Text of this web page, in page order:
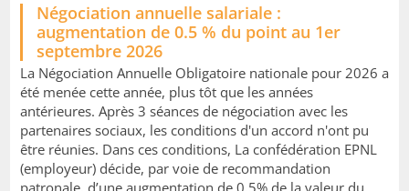
Négociation annuelle salariale :
augmentation de 0.5 % du point au 1er
septembre 2026
La Négociation Annuelle Obligatoire nationale pour 2026 a
été menée cette année, plus tôt que les années
antérieures. Après 3 séances de négociation avec les
partenaires sociaux, les conditions d'un accord n'ont pu
être réunies. Dans ces conditions, La confédération EPNL
(employeur) décide, par voie de recommandation
patronale, d’une augmentation de 0,5% de la valeur du